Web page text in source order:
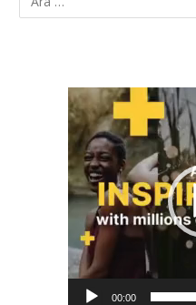
Video
oynatıcı
00:00